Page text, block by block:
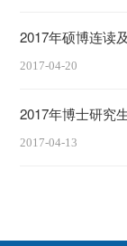
2017年硕博连读
2017-04-20
2017年博士研究
2017-04-13